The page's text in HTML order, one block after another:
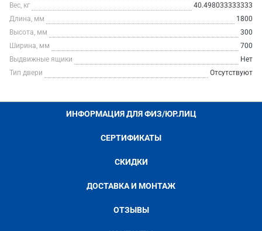
Вес, кг
40.498033333333
Длина, мм
1800
Высота, мм
300
Ширина, мм
700
Выдвижные ящики
Нет
Тип двери
Отсутствуют
ИНФОРМАЦИЯ ДЛЯ ФИЗ/ЮР.ЛИЦ
СЕРТИФИКАТЫ
СКИДКИ
ДОСТАВКА И МОНТАЖ
ОТЗЫВЫ